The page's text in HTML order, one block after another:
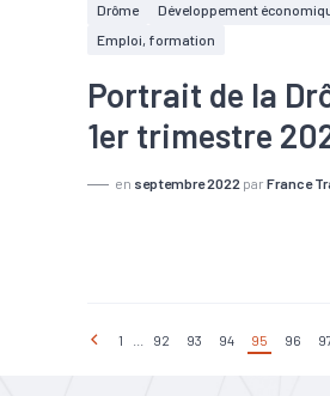
Drôme
Développement
Emploi, formation
Portrait de la
1er trimestre
en septembre 2022 par France
1 92 93 94 95 96